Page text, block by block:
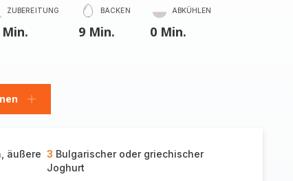
ZUBEREITUNG
Min.
BACKEN
9 Min.
ABKÜHLEN
0 Min.
Personen
äußere 3 Bulgarischer oder griechischer
Joghurt